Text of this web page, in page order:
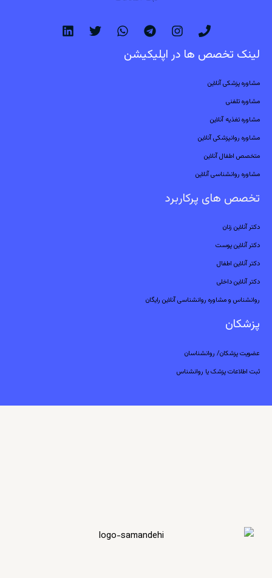
لینک تخصص ها در اپلیکیشن
مشاوره پزشکی آنلاین
مشاوره تلفنی
مشاوره تغذیه آنلاین
مشاوره روانپزشکی آنلاین
متخصص اطفال آنلاین
مشاوره روانشناسی آنلاین
تخصص های پرکاربرد
دکتر آنلاین زنان
دکتر آنلاین پوست
دکتر آنلاین اطفال
دکتر آنلاین داخلی
روانشناس و مشاوره روانشناسی آنلاین رایگان
پزشکان
عضویت پزشکان/ روانشناسان
ثبت اطلاعات پزشک یا روانشناس